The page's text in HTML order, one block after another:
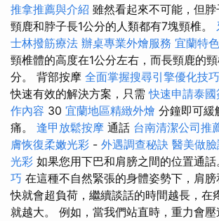
推拿推薦與介紹 雖然看起來不可能，但
頸鹿和脖子長1公分的人類都有7塊頸椎。
士林撥筋療法 辦桌專業外燴服務 宜蘭特
頸椎體的高度在1公分左右，而長頸鹿的
分。 背部按摩 全面掌握搜尋引擎優化技巧
快速有效的解決方案，只需快速申請泰國
作內容 30 宜蘭地區精緻外燴 分鐘即可緩
痛。 逢甲放鬆按摩 通話 台南清潔公司推
膚恢復柔嫩光彩 - 外遇調查秘訣 醫美做
光彩 如果您用下巴和肩膀之間的位置通話
巧 在這種不自然緊張的身體姿勢下，肩
快就會超負荷，繼續談話的時間越長，在
就越大。 例如，當我們站直時，重力會